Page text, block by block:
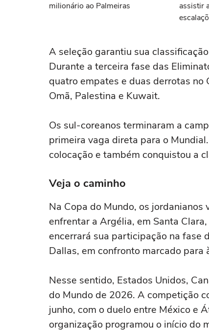
milionário ao Palmeiras
assistir
A seleção garantiu sua
Durante a terceira fase das
quatro empates e duas derrotas no
Omã, Palestina e Kuwait.
Os sul-coreanos terminaram a
primeira vaga direta para o
colocação e também conquistou a
Veja o caminho
Na Copa do Mundo, os
enfrentar a Argélia, em Santa
encerrará sua participação na fase
Dallas, em confronto marcado
Nesse sentido, Estados Unidos,
do Mundo de 2026. A competição
junho, com o duelo entre México e
organização programou o início do